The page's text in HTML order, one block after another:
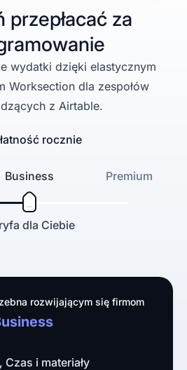
przepłacać za
wydatki dzięki elastycznym
Worksection dla zespołów
z Airtable.
Business Premium
dla Ciebie
rocznie
rozwijającym się firmom
i materiały